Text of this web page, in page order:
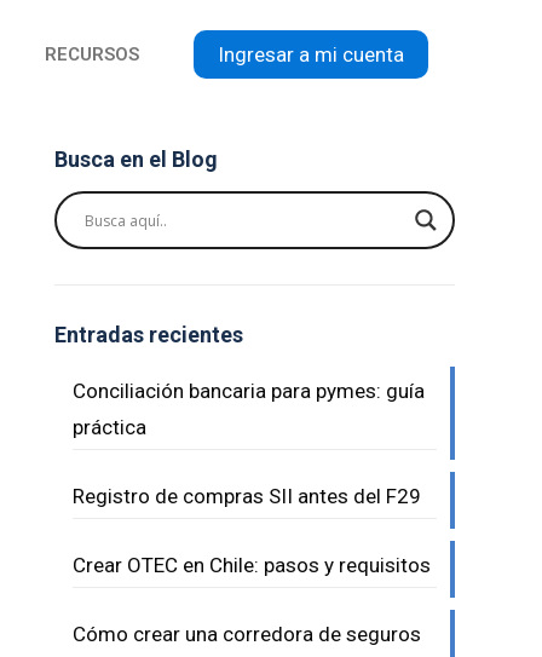
RECURSOS Ingresar a mi cuenta
Busca en el Blog
Entradas recientes
Conciliación bancaria para pymes: guía
práctica
Registro de compras SII antes del F29
Crear OTEC en Chile: pasos y requisitos
Cómo crear una corredora de seguros